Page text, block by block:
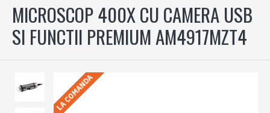
MICROSCOP 400X CU CAMERA USB
SI FUNCTII PREMIUM AM4917MZT4
LA COMANDA